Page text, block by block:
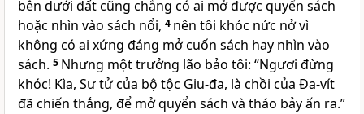
bên dưới đất cũng chẳng có ai mở được quyển sách
hoặc nhìn vào sách nổi, 4 nên tôi khóc nức nở vì
không có ai xứng đáng mở cuốn sách hay nhìn vào
sách. 5 Nhưng một trưởng lão bảo tôi: “Ngươi đừng
khóc! Kìa, Sư tử của bộ tộc Giu-đa, là chồi của Đa-vít
đã chiến thắng, để mở quyển sách và tháo bảy ấn ra.”